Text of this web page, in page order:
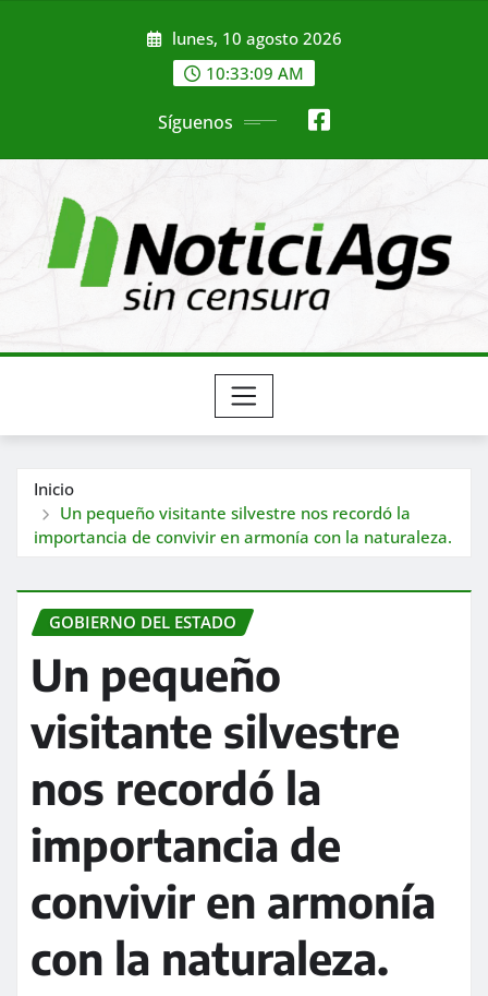
lunes, 10 agosto 2026
10:33:11 AM
Síguenos
Inicio
Un pequeño visitante silvestre nos recordó la
importancia de convivir en armonía con la naturaleza.
GOBIERNO DEL ESTADO
Un pequeño
visitante silvestre
nos recordó la
importancia de
convivir en armonía
con la naturaleza.